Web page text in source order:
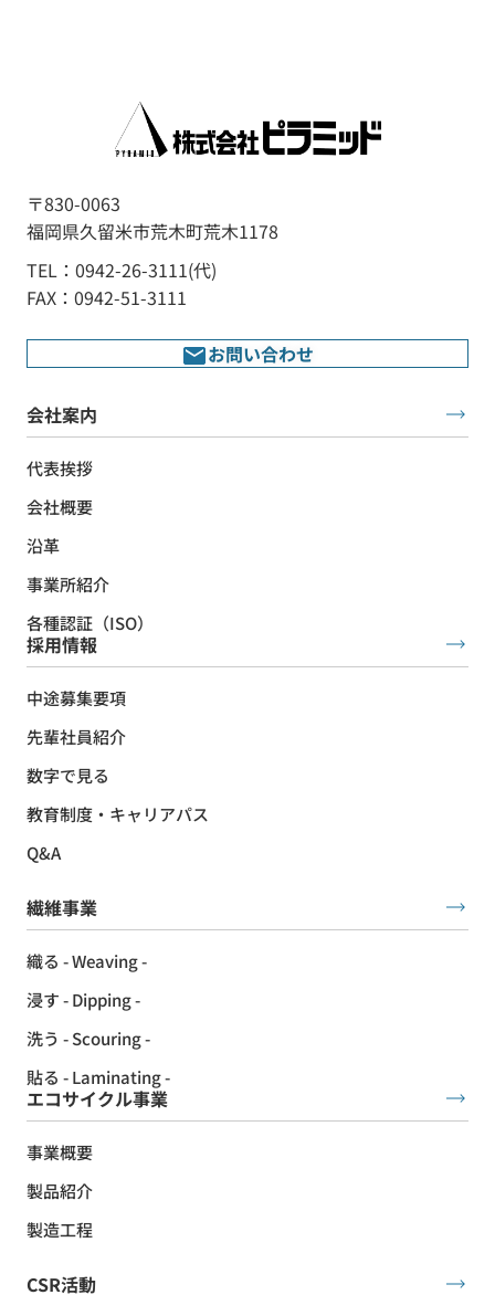
〒830-0063
福岡県久留米市荒木町荒木1178
TEL：0942-26-3111(代)
FAX：0942-51-3111
お問い合わせ
会社案内
代表挨拶
会社概要
沿革
事業所紹介
各種認証（ISO）
採用情報
中途募集要項
先輩社員紹介
数字で見る
教育制度・キャリアパス
Q&A
繊維事業
織る - Weaving -
浸す - Dipping -
洗う - Scouring -
貼る - Laminating -
エコサイクル事業
事業概要
製品紹介
製造工程
CSR活動